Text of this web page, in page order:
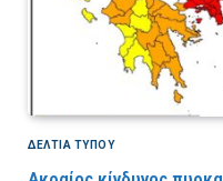
ΔΕΛΤΙΑ ΤΥΠΟΥ